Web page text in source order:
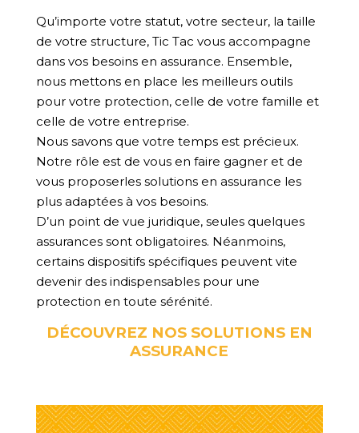
Qu’importe votre statut, votre secteur, la taille
de votre structure, Tic Tac vous accompagne
dans vos besoins en assurance. Ensemble,
nous mettons en place les meilleurs outils
pour votre protection, celle de votre famille et
celle de votre entreprise.
Nous savons que votre temps est précieux.
Notre rôle est de vous en faire gagner et de
vous proposerles solutions en assurance les
plus adaptées à vos besoins.
D’un point de vue juridique, seules quelques
assurances sont obligatoires. Néanmoins,
certains dispositifs spécifiques peuvent vite
devenir des indispensables pour une
protection en toute sérénité.
DÉCOUVREZ NOS SOLUTIONS EN
ASSURANCE